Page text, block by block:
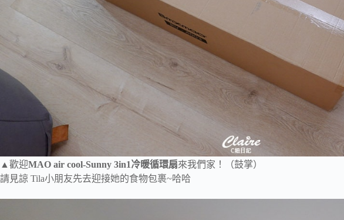
▲歡迎MAO air cool-Sunny 3in1冷暖循環扇來我們家！（鼓掌）
請見諒 Tila小朋友先去迎接她的食物包裹~哈哈